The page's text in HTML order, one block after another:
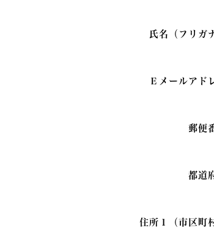
氏名（フリガ
Ｅメールアド
郵便
都道
住所１（市区町